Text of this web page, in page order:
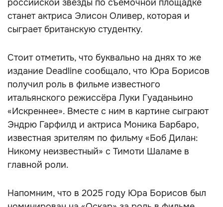
российской звезды по съёмочной площадке
станет актриса Элисон Оливер, которая и
сыграет британскую студентку.
Стоит отметить, что буквально на днях то же
издание Deadline сообщало, что Юра Борисов
получил роль в фильме известного
итальянского режиссёра Луки Гуаданьино
«Искреннее». Вместе с ним в картине сыграют
Эндрю Гарфилд и актриса Моника Барбаро,
известная зрителям по фильму «Боб Дилан:
Никому неизвестный» с Тимоти Шаламе в
главной роли.
Напомним, что в 2025 году Юра Борисов был